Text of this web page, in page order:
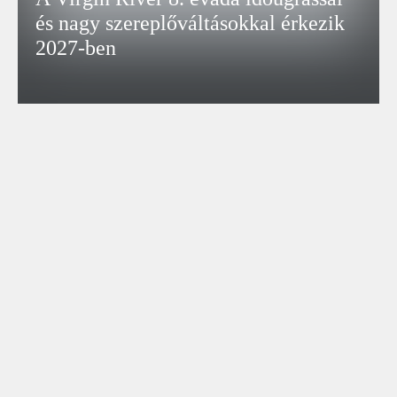
és nagy szereplőváltásokkal érkezik
2027-ben